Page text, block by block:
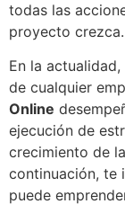
todas las
proyecto crezca.
En la
de cualquier
Online
ejecución de
crecimiento de
continuación, te
puede